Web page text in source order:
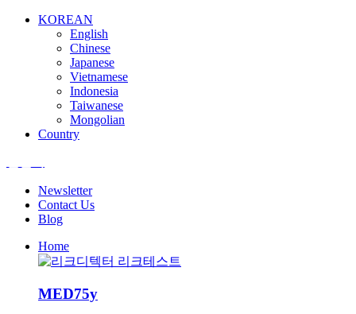
KOREAN
English
Chinese
Japanese
Vietnamese
Indonesia
Taiwanese
Mongolian
Country
Newsletter
Contact Us
Blog
Home
MED75y